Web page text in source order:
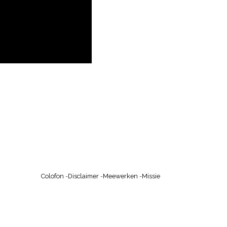
Colofon -Disclaimer -Meewerken -Missie